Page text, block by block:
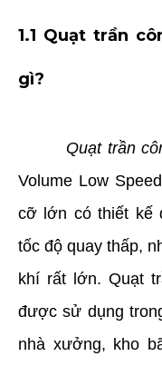
1.1 Quạt trần
gì?
Quạt trần
Volume Low
cỡ lớn có thiết kế
tốc độ quay thấp,
khí rất lớn. Quạt
được sử dụng
nhà xưởng, kho